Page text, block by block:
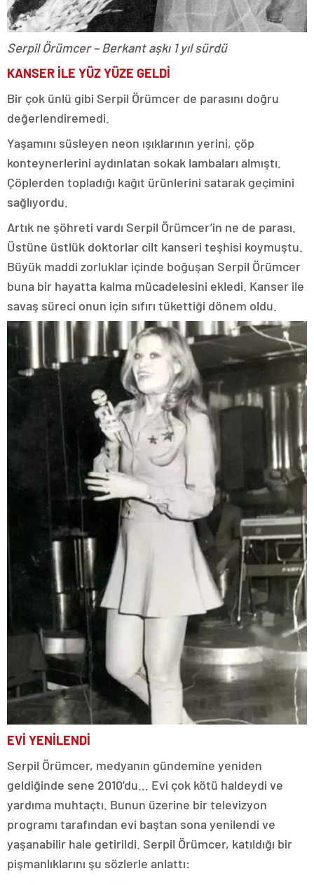
Serpil Örümcer – Berkant aşkı 1 yıl sürdü
KANSER İLE YÜZ YÜZE GELDİ
Bir çok ünlü gibi Serpil Örümcer de parasını doğru
değerlendiremedi.
Yaşamını süsleyen neon ışıklarının yerini, çöp
konteynerlerini aydınlatan sokak lambaları almıştı.
Çöplerden topladığı kağıt ürünlerini satarak geçimini
sağlıyordu.
Artık ne şöhreti vardı Serpil Örümcer’in ne de parası.
Üstüne üstlük doktorlar cilt kanseri teşhisi koymuştu.
Büyük maddi zorluklar içinde boğuşan Serpil Örümcer
buna bir hayatta kalma mücadelesini ekledi. Kanser ile
savaş süreci onun için sıfırı tükettiği dönem oldu.
EVİ YENİLENDİ
Serpil Örümcer, medyanın gündemine yeniden
geldiğinde sene 2010’du… Evi çok kötü haldeydi ve
yardıma muhtaçtı. Bunun üzerine bir televizyon
programı tarafından evi baştan sona yenilendi ve
yaşanabilir hale getirildi. Serpil Örümcer, katıldığı bir
pişmanlıklarını şu sözlerle anlattı: